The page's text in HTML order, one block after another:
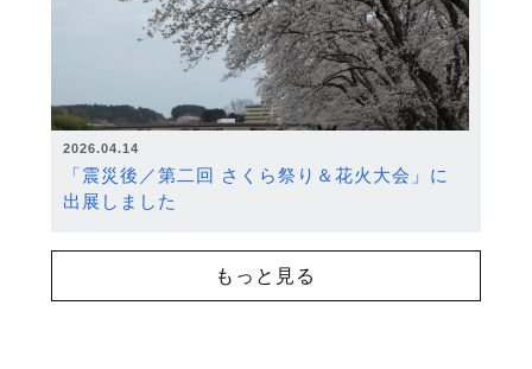
2026.04.14
「震災後／第二回 さくら祭り＆花火大会」に
出展しました
もっと見る